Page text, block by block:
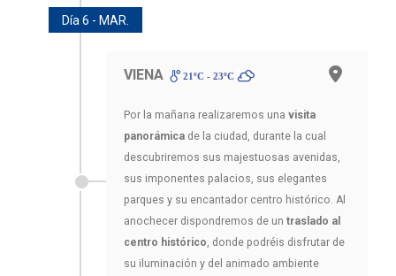
Día 6 - MAR.
VIENA 21ºC - 23ºC
Por la mañana realizaremos una visita
panorámica de la ciudad, durante la cual
descubriremos sus majestuosas avenidas,
sus imponentes palacios, sus elegantes
parques y su encantador centro histórico. Al
anochecer dispondremos de un traslado al
centro histórico, donde podréis disfrutar de
su iluminación y del animado ambiente